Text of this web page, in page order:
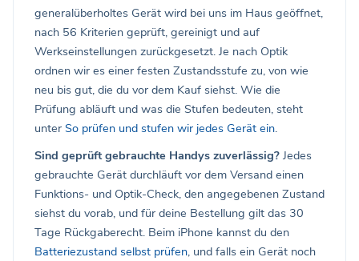
generalüberholtes Gerät wird bei uns im Haus geöffnet,
nach 56 Kriterien geprüft, gereinigt und auf
Werkseinstellungen zurückgesetzt. Je nach Optik
ordnen wir es einer festen Zustandsstufe zu, von wie
neu bis gut, die du vor dem Kauf siehst. Wie die
Prüfung abläuft und was die Stufen bedeuten, steht
unter So prüfen und stufen wir jedes Gerät ein.
Sind geprüft gebrauchte Handys zuverlässig? Jedes
gebrauchte Gerät durchläuft vor dem Versand einen
Funktions- und Optik-Check, den angegebenen Zustand
siehst du vorab, und für deine Bestellung gilt das 30
Tage Rückgaberecht. Beim iPhone kannst du den
Batteriezustand selbst prüfen, und falls ein Gerät noch